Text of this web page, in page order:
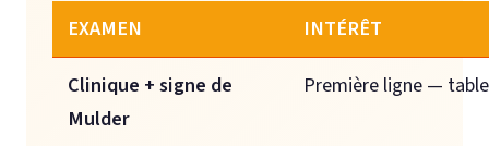
EXAMEN
INTÉRÊT
Clinique + signe de
Mulder
Première ligne —